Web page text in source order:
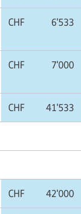
CHF 6'533
CHF 7'000
CHF 41'533
CHF 42'000